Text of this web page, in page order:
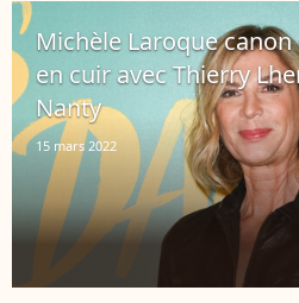
sans...
Michèle Laroque
en cuir avec Thierry
Nanty
15 mars 2022